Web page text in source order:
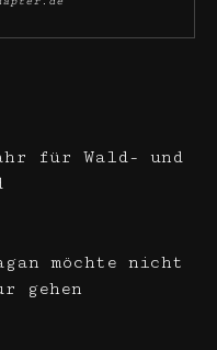
für Wald- und
möchte nicht
gehen